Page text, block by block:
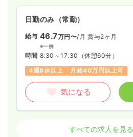
日勤のみ（常勤）
給与 46.7万円〜/月 賞与2ヶ月
※一例
時間 8:30～17:30 （休憩60分）
4週8休以上
月給40万円以上可
気になる
正・准看護師
すべての求人を見る